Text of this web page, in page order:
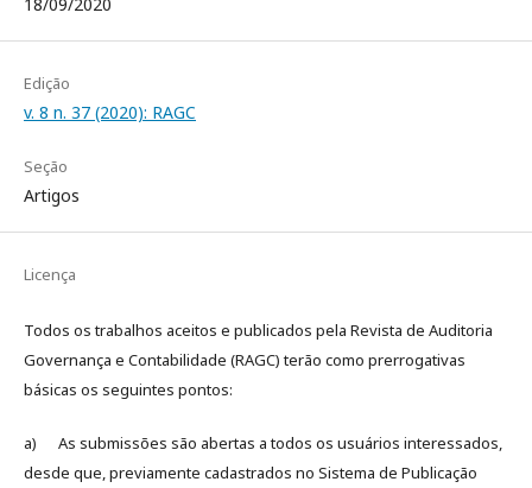
Edição
v. 8 n. 37 (2020): RAGC
Seção
Artigos
Licença
Todos os trabalhos aceitos e publicados pela Revista de Auditoria
Governança e Contabilidade (RAGC) terão como prerrogativas
básicas os seguintes pontos:
a) As submissões são abertas a todos os usuários interessados,
desde que, previamente cadastrados no Sistema de Publicação